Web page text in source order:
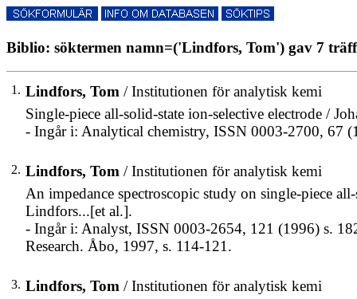
Biblio: söktermen namn=('Lindfors, Tom') gav 7
1. Lindfors, Tom / Institutionen för analytisk kemi
Single-piece all-solid-state ion-selective electrode /
- Ingår i: Analytical chemistry, ISSN 0003-2700, 67
2. Lindfors, Tom / Institutionen för analytisk kemi
An impedance spectroscopic study on single-piece
Lindfors...[et al.].
- Ingår i: Analyst, ISSN 0003-2654, 121 (1996) s.
Research. Åbo, 1997, s. 114-121.
3. Lindfors, Tom / Institutionen för analytisk kemi